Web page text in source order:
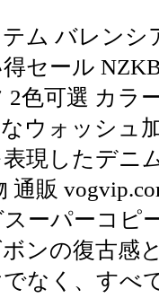
ム バレンシ
セール
2色可選 カラ
ウォッシュ
現したデニ
通販
ーパーコピ
ンの復古感
なく、すべ